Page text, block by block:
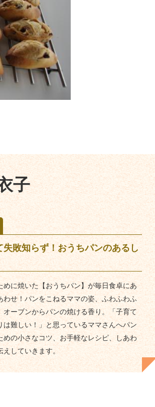
子
失敗知らず！おうちパンのあるし
めに焼いた【おうちパン】が毎日食卓にあ
わせ！パンをこねるママの姿、ふわふわふ
オーブンからパンの焼ける香り。「子育て
は難しい！」と思っているママさんへパン
めの小さなコツ、お手軽なレシピ、しあわ
えしていきます。